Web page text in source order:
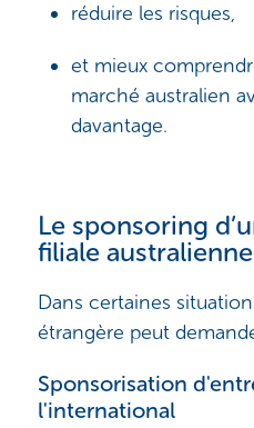
réduire les risques,
et mieux
marché australien
davantage.
Le sponsoring
filiale australienne
Dans certaines
étrangère peut
Sponsorisation
l'international